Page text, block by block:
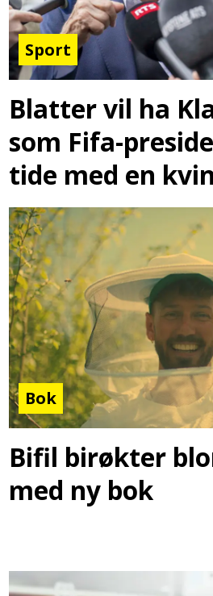
Sport
Blatter vil ha
som Fifa-
tide med en
Bok
Bifil birøkter
med ny bok